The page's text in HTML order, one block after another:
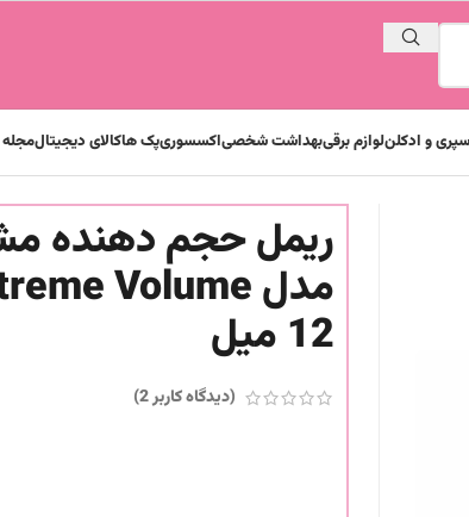
و ادکلنلوازم برقیبهداشت شخصیاکسسوریپک هاکالای دیجیتالمجله
ریمل حجم دهنده
12 میل
(دیدگاه کاربر2
)